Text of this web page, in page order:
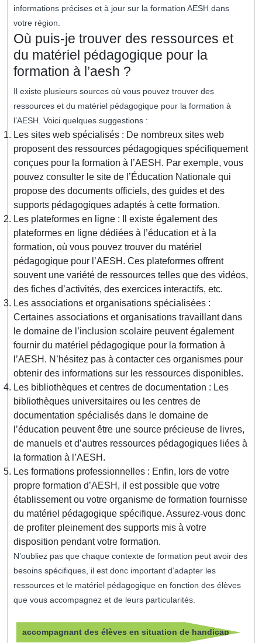
informations précises et à jour sur la formation AESH dans
votre région.
Où puis-je trouver des ressources et
du matériel pédagogique pour la
formation à l’aesh ?
Il existe plusieurs sources où vous pouvez trouver des
ressources et du matériel pédagogique pour la formation à
l’AESH. Voici quelques suggestions :
Les sites web spécialisés : De nombreux sites web
proposent des ressources pédagogiques spécifiquement
conçues pour la formation à l’AESH. Par exemple, vous
pouvez consulter le site de l’Éducation Nationale qui
propose des documents officiels, des guides et des
supports pédagogiques adaptés à cette formation.
Les plateformes en ligne : Il existe également des
plateformes en ligne dédiées à l’éducation et à la
formation, où vous pouvez trouver du matériel
pédagogique pour l’AESH. Ces plateformes offrent
souvent une variété de ressources telles que des vidéos,
des fiches d’activités, des exercices interactifs, etc.
Les associations et organisations spécialisées :
Certaines associations et organisations travaillant dans
le domaine de l’inclusion scolaire peuvent également
fournir du matériel pédagogique pour la formation à
l’AESH. N’hésitez pas à contacter ces organismes pour
obtenir des informations sur les ressources disponibles.
Les bibliothèques et centres de documentation : Les
bibliothèques universitaires ou les centres de
documentation spécialisés dans le domaine de
l’éducation peuvent être une source précieuse de livres,
de manuels et d’autres ressources pédagogiques liées à
la formation à l’AESH.
Les formations professionnelles : Enfin, lors de votre
propre formation d’AESH, il est possible que votre
établissement ou votre organisme de formation fournisse
du matériel pédagogique spécifique. Assurez-vous donc
de profiter pleinement des supports mis à votre
disposition pendant votre formation.
N’oubliez pas que chaque contexte de formation peut avoir des
besoins spécifiques, il est donc important d’adapter les
ressources et le matériel pédagogique en fonction des élèves
que vous accompagnez et de leurs particularités.
accompagnant des élèves en situation de handicap